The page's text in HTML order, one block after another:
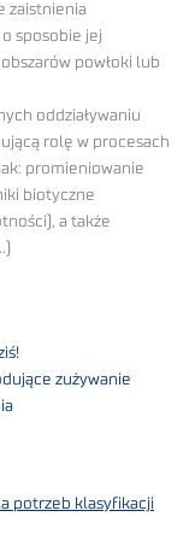
zaistnienia
sposobie jej
powłoki lub
oddziaływaniu
rolę w procesach
promieniowanie
biotyczne
a także
zużywanie
potrzeb klasyfikacji